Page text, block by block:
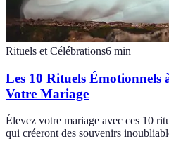
Rituels et Célébrations6 min
Les 10 Rituels
Votre Mariage
Élevez votre mariage avec ces 10
qui créeront des souvenirs